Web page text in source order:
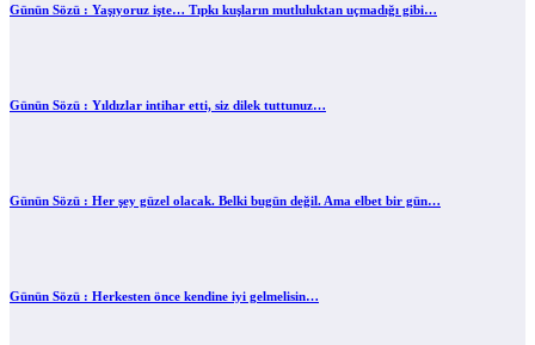
Günün Sözü : Yaşıyoruz işte… Tıpkı kuşların mutluluktan uçmadığı gibi…
Günün Sözü : Yıldızlar intihar etti, siz dilek tuttunuz…
Günün Sözü : Her şey güzel olacak. Belki bugün değil. Ama elbet bir gün…
Günün Sözü : Herkesten önce kendine iyi gelmelisin…